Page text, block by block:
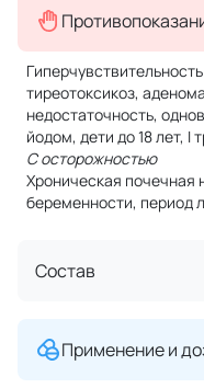
тиреотоксикоз,
недостаточность,
йодом, дети до 18 лет, I
С осторожностью
Хроническая почечная
беременности, период
Состав
Применение и